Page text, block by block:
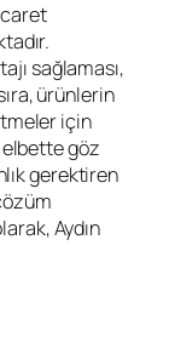
sağlaması,
ürünlerin
için
elbette göz
gerektiren
Aydın